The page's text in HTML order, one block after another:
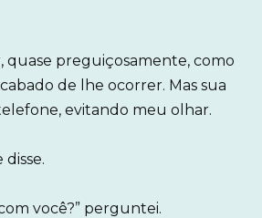
quase preguiçosamente, como
de lhe ocorrer. Mas sua
evitando meu olhar.
disse.
você?” perguntei.